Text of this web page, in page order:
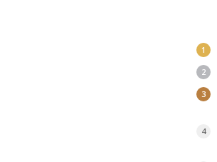
1
2
3
4